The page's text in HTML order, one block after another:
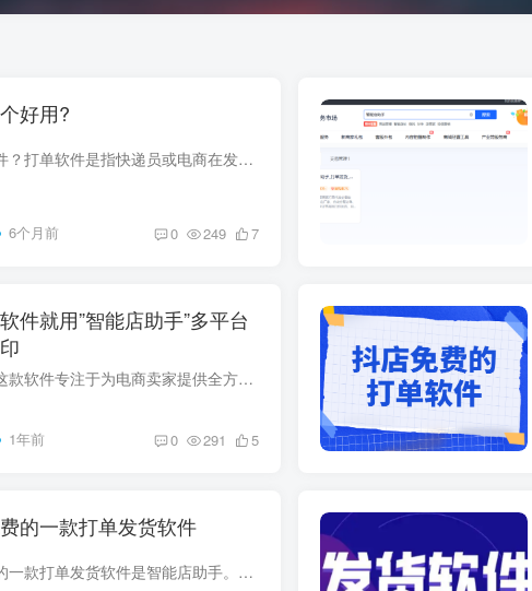
好用?
什么是打单软件？打单软件是指快递员或电商在发货前，使用手机或者电脑生成电子面单、打印快递单的工具。现在电商的发展已经呈现快速上涨趋势，很多个人商家开始将电商作为副业。但是运营店铺涉...
6个月前 0 249 7
件就用”智能店助手”多平台
智能店助手：这款软件专注于为电商卖家提供全方位的服务，包括打单、发货、分销、代发、对账、售后、数据等等。在厂家代发方面，它与众多优质厂家建立了合作关系，为商家提供丰富的商品资源。软...
1年前 0 291 5
的一款打单发货软件
抖音小店免费的一款打单发货软件是‌智能店助手。以下是使用该软件的具体步骤：进入抖店后台，并导航至服务市场‌在服务市场中找到“智能店助手”，并点击“立即试用”。请注意，这款软件是可以...